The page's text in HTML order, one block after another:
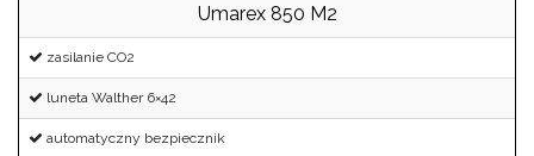
Umarex 850 M2
zasilanie CO2
luneta Walther 6×42
automatyczny bezpiecznik